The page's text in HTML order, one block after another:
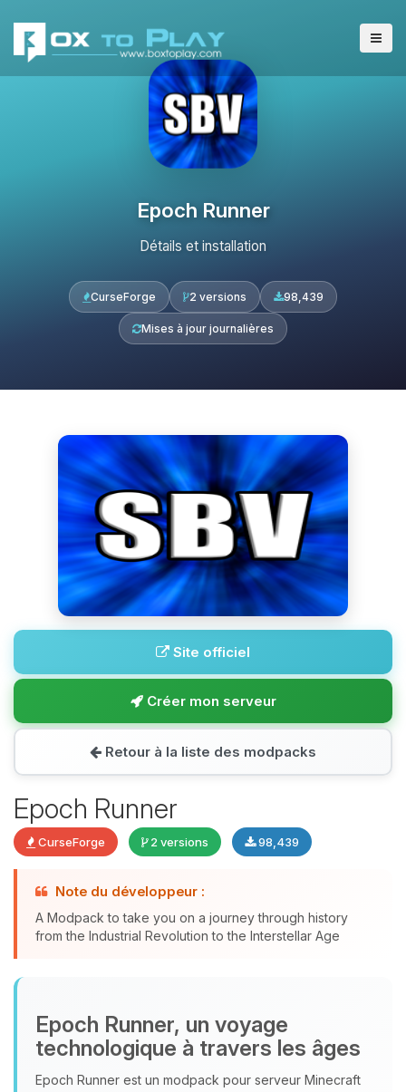
Epoch Runner
Détails et installation
CurseForge 2 versions 98,439
Mises à jour journalières
Site officiel
Créer mon serveur
Retour à la liste des modpacks
Epoch Runner
CurseForge 2 versions 98,439
Note du développeur :
A Modpack to take you on a journey through history
from the Industrial Revolution to the Interstellar Age
Epoch Runner, un voyage
technologique à travers les âges
Epoch Runner est un modpack pour serveur Minecraft
Youpi, enfin quelqu’un pour me
parler ! Moi c’est Choupy, ton petit
assistant BoxToPlay. Dis-moi ce dont